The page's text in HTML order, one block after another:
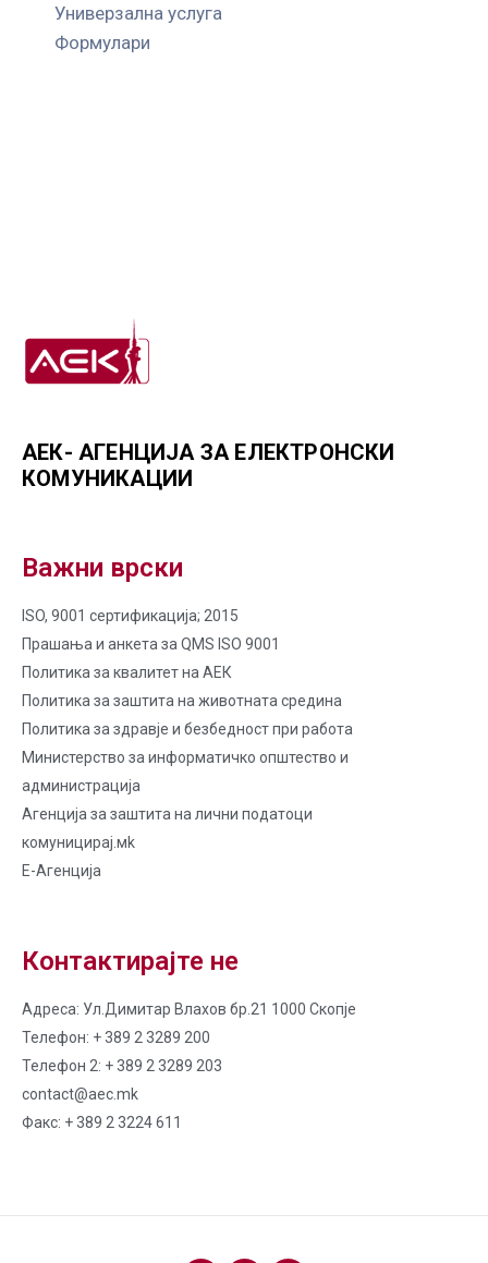
Универзална услуга
Формулари
АЕК- АГЕНЦИЈА ЗА ЕЛЕКТРОНСКИ
КОМУНИКАЦИИ
Важни врски
ISO, 9001 сертификација; 2015
Прашања и анкета за QMS ISO 9001
Политика за квалитет на AЕК
Политика за заштита на животната средина
Политика за здравје и безбедност при работа
Министерство за информатичко општество и
администрација
Агенција за заштита на лични податоци
комуницирај.мk
Е-Агенција
Контактирајте не
Адреса: Ул.Димитар Влахов бр.21 1000 Скопје
Телефон: + 389 2 3289 200
Телефон 2: + 389 2 3289 203
contact@aec.mk
Факс: + 389 2 3224 611